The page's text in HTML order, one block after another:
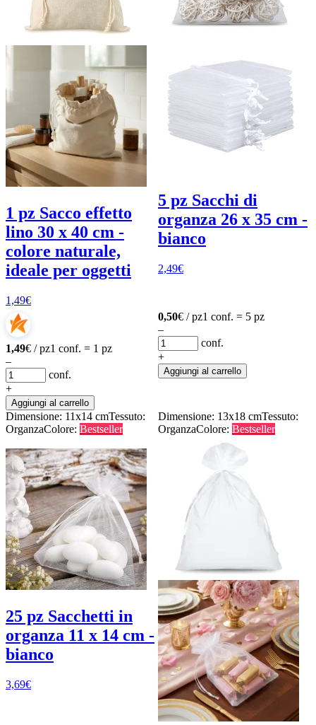
1 pz Sacco effetto
lino 30 x 40 cm -
colore naturale,
ideale per oggetti
1,49€
1,49€ / pz1 conf. = 1 pz
–
conf.
+
Aggiungi al carrello
5 pz Sacchi di
organza 26 x 35 cm -
bianco
2,49€
0,50€ / pz1 conf. = 5 pz
–
conf.
+
Aggiungi al carrello
Dimensione: 11x14 cmTessuto:
OrganzaColore: Bestseller
25 pz Sacchetti in
organza 11 x 14 cm -
bianco
3,69€
Dimensione: 13x18 cmTessuto:
OrganzaColore: Bestseller